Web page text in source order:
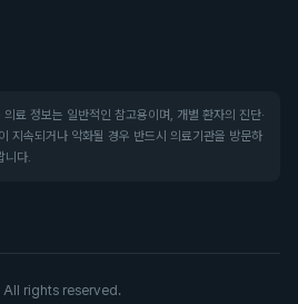
의료 정보는 일반적인 참고용이며, 개별 환자의 진단·
지속되거나 악화될 경우 반드시 의료기관을 방문하
니다.
All rights reserved.